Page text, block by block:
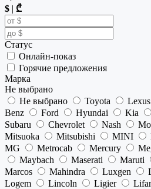
$ | ₾
Статус
Онлайн-показ
Горячие предложения
Марка
Не выбрано
Не выбрано
Toyota Lexus
Benz
Ford Hyundai Kia
Subaru
Chevrolet Nash
Mitsuoka
Mitsubishi MINI
MG
Metrocab Mercury
Maybach
Maserati Maruti
Marcos
Mahindra Luxgen
Logem
Lincoln Ligier